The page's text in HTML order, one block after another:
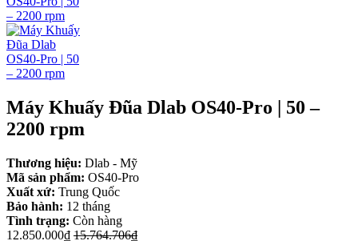
Máy Khuấy Đũa Dlab OS40-Pro | 50 –
2200 rpm
Thương hiệu: Dlab - Mỹ
Mã sản phẩm: OS40-Pro
Xuất xứ: Trung Quốc
Bảo hành: 12 tháng
Tình trạng: Còn hàng
12.850.000₫ 15.764.706₫